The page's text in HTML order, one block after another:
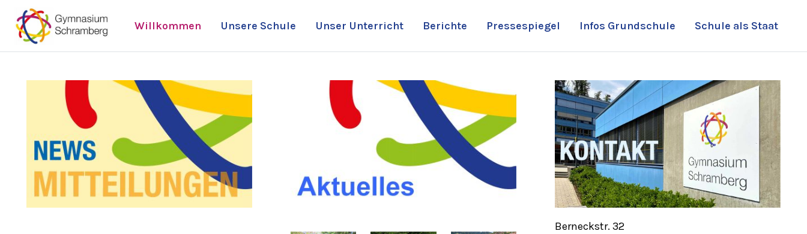
Willkommen Unsere Schule Unser Unterricht Berichte Pressespiegel Infos Grundschule Schule als Staat
Berneckstr. 32